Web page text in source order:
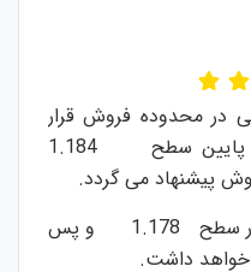
در محدوده فروش قرار
داریم و تا زمانی که قیمت در پایین سطح 1.184
پیشنهاد می گردد.
حد سود پوزیشن های فروش در سطح 1.178 و پس